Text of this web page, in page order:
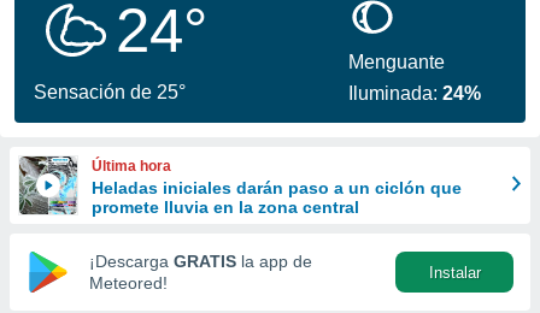
se
calidad.
a este
las
y
forma
digital
basada
24°
Sensación de 25°
Menguante
Iluminada:24%
Última hora
Heladas iniciales darán paso a un ciclón que
promete lluvia en la zona central
¡Descarga GRATIS la app de
Meteored!
Instalar